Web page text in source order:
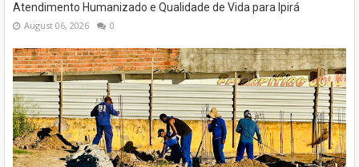
Atendimento Humanizado e Qualidade de Vida para Ipirá
August 06, 2026 0